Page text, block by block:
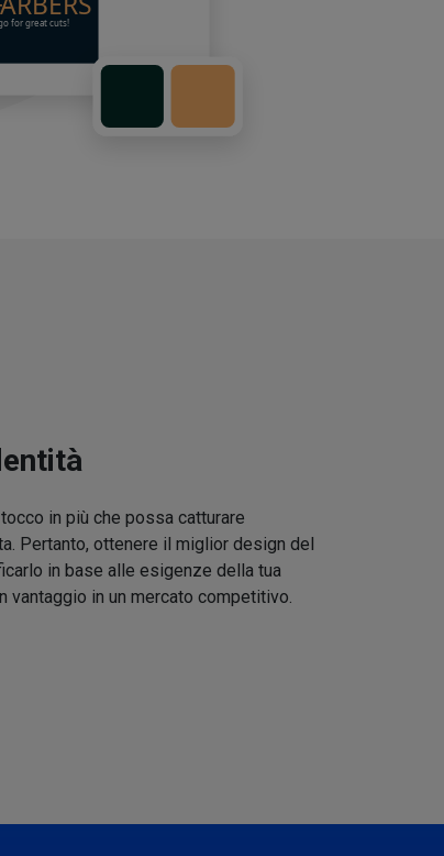
in più che possa catturare
Pertanto, ottenere il miglior design del
in base alle esigenze della tua
vantaggio in un mercato competitivo.